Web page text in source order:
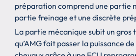
préparation comprend une partie
partie freinage et une discrète
La partie mécanique subit un gros
qu’AMG fait passer la puissance